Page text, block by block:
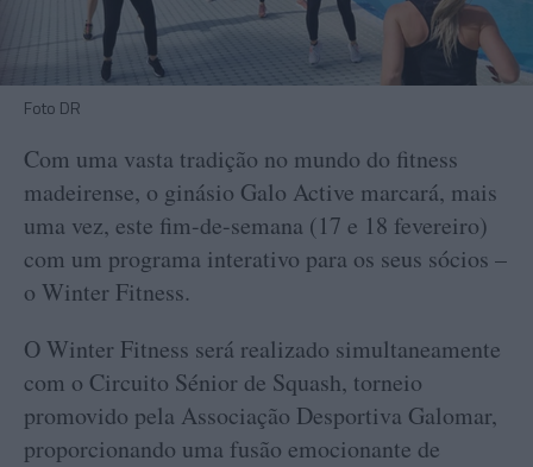
Foto DR
Com uma vasta tradição no mundo do fitness
madeirense, o ginásio Galo Active marcará, mais
uma vez, este fim-de-semana (17 e 18 fevereiro)
com um programa interativo para os seus sócios –
o Winter Fitness.
O Winter Fitness será realizado simultaneamente
com o Circuito Sénior de Squash, torneio
promovido pela Associação Desportiva Galomar,
proporcionando uma fusão emocionante de